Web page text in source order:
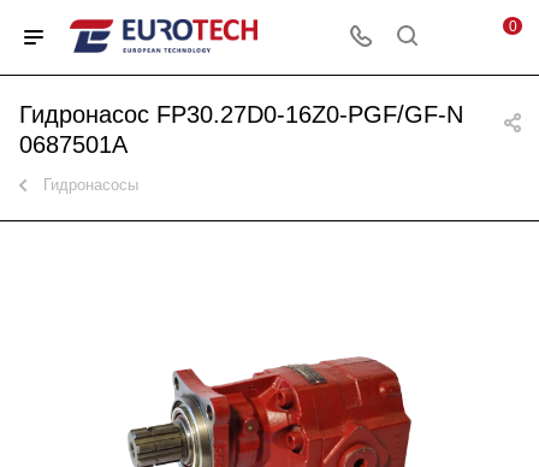
0
Гидронасос FP30.27D0-16Z0-PGF/GF-N
0687501A
Гидронасосы